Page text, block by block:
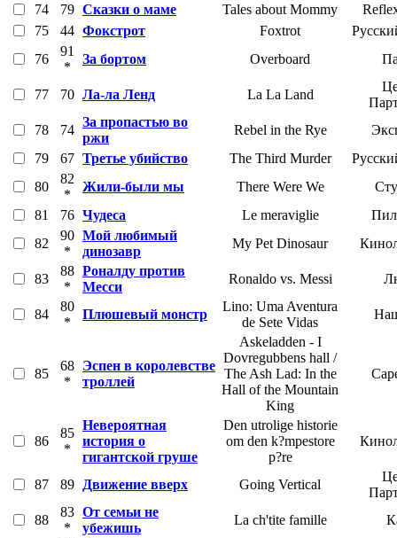
74
79 Сказки о маме Tales about Mommy
75
44 Фокстрот Foxtrot
76
91
*
За бортом Overboard
77 70 Ла-ла Ленд La La Land
78
74
За пропастью во
ржи
Rebel in the Rye
79
67 Третье убийство The Third Murder
80
82
*
Жили-были мы There Were We
81
76 Чудеса Le meraviglie
82
90
*
Мой любимый
динозавр
My Pet Dinosaur
83
88
*
Роналду против
Месси
Ronaldo vs. Messi
84
80
*
Плюшевый монстр
Lino: Uma Aventura
de Sete Vidas
85
68
*
Эспен в королевстве
троллей
Askeladden - I
Dovregubbens hall /
The Ash Lad: In the
Hall of the Mountain
King
86
85
*
Невероятная
история о
гигантской груше
Den utrolige historie
om den k?mpestore
p?re
87 89 Движение вверх Going Vertical
88
83
*
От семьи не
убежишь
La ch'tite famille